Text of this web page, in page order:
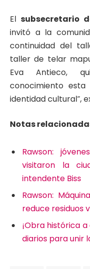
El subsecretario
invitó a la
continuidad del
taller de telar
Eva Antieco,
conocimiento
identidad cultural”,
Notas
Rawson:
visitaron la
intendente Biss
Rawson:
reduce residuos
¡Obra histórica
diarios para unir